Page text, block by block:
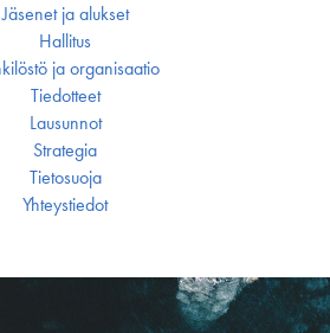
Jäsenet ja alukset
Hallitus
ja organisaatio
Tiedotteet
Lausunnot
Strategia
Tietosuoja
Yhteystiedot